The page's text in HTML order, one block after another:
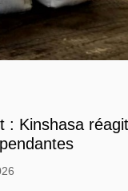
: Kinshasa réagit